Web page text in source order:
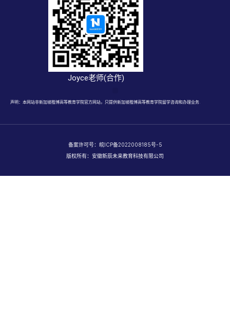
Joyce老师(合作)
声明：本网站非新加坡楷博高等教育学院官方网站，只提供新加坡楷博高等教育学院留学咨询和办理业务.
备案许可号： 皖ICP备2022008185号-5
版权所有：安徽新辰未来教育科技有限公司